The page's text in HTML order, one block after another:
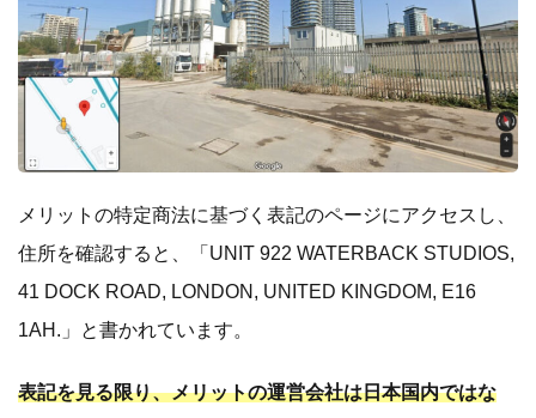
メリットの特定商法に基づく表記のページにアクセスし、
住所を確認すると、「UNIT 922 WATERBACK STUDIOS,
41 DOCK ROAD, LONDON, UNITED KINGDOM, E16
1AH.」と書かれています。
表記を見る限り、メリットの運営会社は日本国内ではな